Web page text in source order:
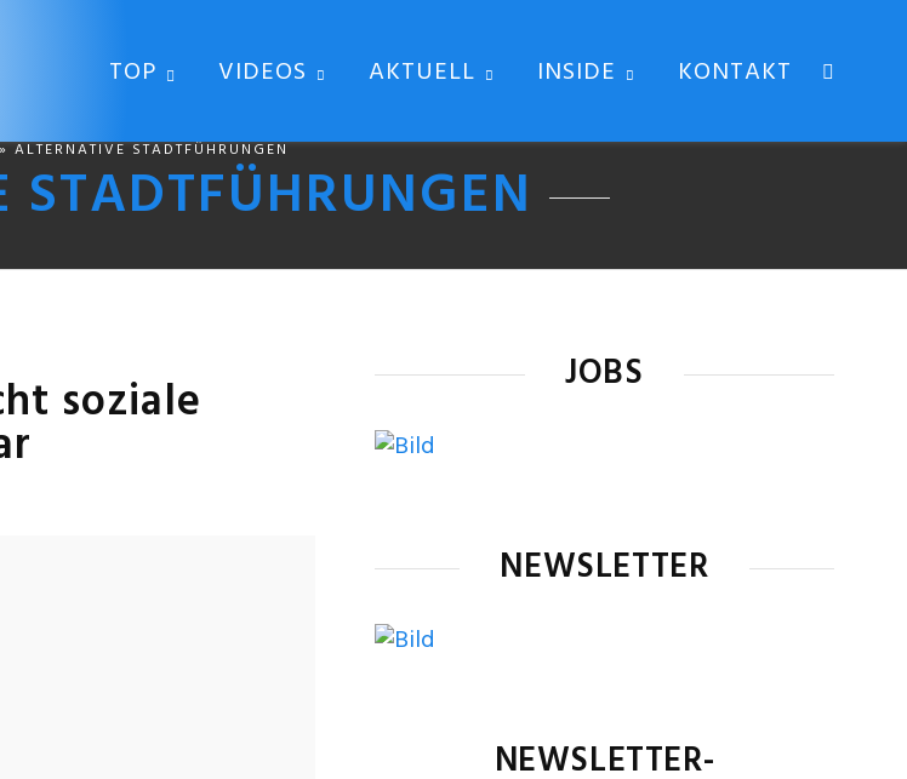
TOP VIDEOS AKTUELL INSIDE KONTAKT
» ALTERNATIVE STADTFÜHRUNGEN
soziale JOBS
NEWSLETTER
NEWSLETTER-